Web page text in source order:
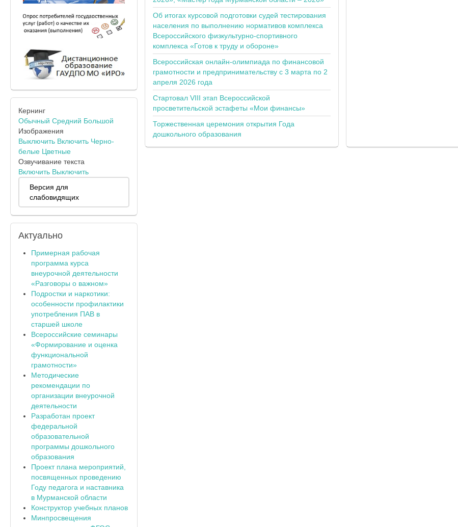
Об итогах курсовой подготовки судей тестирования
населения по выполнению нормативов комплекса
Всероссийского физкультурно-спортивного
комплекса «Готов к труду и обороне»
Всероссийская онлайн-олимпиада по финансовой
грамотности и предпринимательству с 3 марта по 2
апреля 2026 года
Стартовал VIII этап Всероссийской
просветительской эстафеты «Мои финансы»
Торжественная церемония открытия Года
дошкольного образования
Кернинг
Обычный Средний Большой
Изображения
Выключить Включить Черно-
белые Цветные
Озвучивание текста
Включить Выключить
Версия для
слабовидящих
Актуально
Примерная рабочая
программа курса
внеурочной деятельности
«Разговоры о важном»
Подростки и наркотики:
особенности профилактики
употребления ПАВ в
старшей школе
Всероссийские семинары
«Формирование и оценка
функциональной
грамотности»
Методические
рекомендации по
организации внеурочной
деятельности
Разработан проект
федеральной
образовательной
программы дошкольного
образования
Проект плана мероприятий,
посвященных проведению
Году педагога и наставника
в Мурманской области
Конструктор учебных планов
Минпросвещения